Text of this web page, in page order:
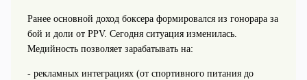
Ранее основной доход боксера формировался из гонорара за
бой и доли от PPV. Сегодня ситуация изменилась.
Медийность позволяет зарабатывать на:
- рекламных интеграциях (от спортивного питания до